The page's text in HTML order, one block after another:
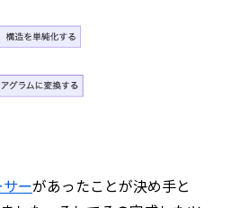
ーがあったことが決め手と